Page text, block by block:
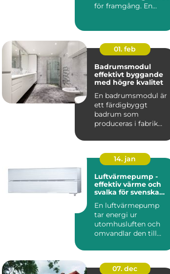
för framgång. En
01. feb
Badrumsmodul
effektivt byggande
med högre kvalitet
En badrumsmodul är
ett färdigbyggt
badrum som
produceras i fabrik
komplett till byggar...
14. jan
Luftvärmepump -
effektiv värme och
svalka för svenska
En luftvärmepump
tar energi ur
utomhusluften och
omvandlar den till
inomh...
07. dec